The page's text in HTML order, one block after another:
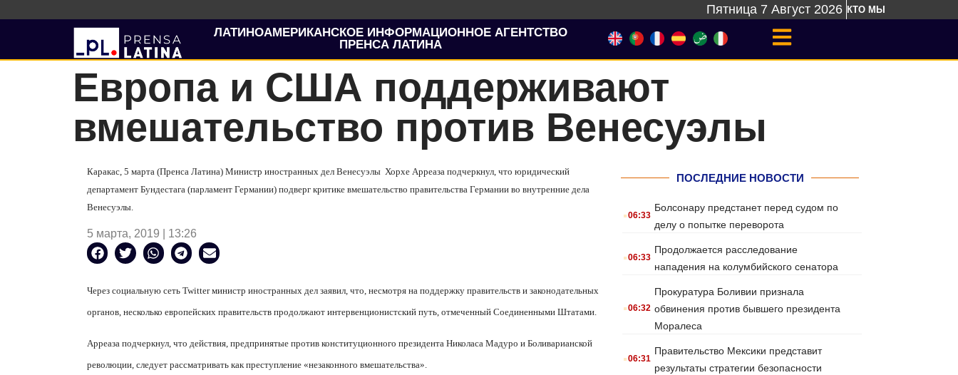
Пятница 7 Август 2026 КТО МЫ
ЛАТИНОАМЕРИКАНСКОЕ ИНФОРМАЦИОННОЕ АГЕНТСТВО
ПРЕНСА ЛАТИНА
Европа и США поддерживают
вмешательство против Венесуэлы
Каракас, 5 марта (Пренса Латина) Министр иностранных дел Венесуэлы Хорхе Арреаза подчеркнул, что юридический
департамент Бундестага (парламент Германии) подверг критике вмешательство правительства Германии во внутренние дела
Венесуэлы.
5 марта, 2019 | 13:26
Через социальную сеть Twitterминистр иностранных дел заявил, что, несмотря на поддержку правительств и законодательных
органов, несколько европейских правительств продолжают интервенционистский путь, отмеченный Соединенными Штатами.
Арреаза подчеркнул, что действия, предпринятые против конституционного президента Николаса Мадуро и Боливарианской
революции, следует рассматривать как преступление «незаконного вмешательства».
ПОСЛЕДНИЕ НОВОСТИ
.06:33
Болсонару предстанет перед судом по
делу о попытке переворота
.06:33
Продолжается расследование
нападения на колумбийского сенатора
.06:32
Прокуратура Боливии признала
обвинения против бывшего президента
Моралеса
.06:31
Правительство Мексики представит
результаты стратегии безопасности